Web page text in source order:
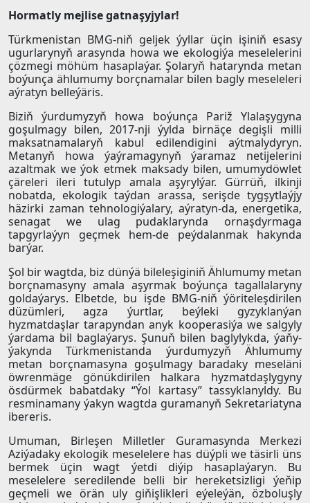
Hormatly mejlise gatnaşyjylar!
Türkmenistan BMG-niň geljek ýyllar üçin işiniň esasy
ugurlarynyň arasynda howa we ekologiýa meselelerini
çözmegi möhüm hasaplaýar. Şolaryň hatarynda metan
boýunça ählumumy borçnamalar bilen bagly meseleleri
aýratyn belleýäris.
Biziň ýurdumyzyň howa boýunça Pariž Ylalaşygyna
goşulmagy bilen, 2017-nji ýylda birnäçe degişli milli
maksatnamalaryň kabul edilendigini aýtmalydyryn.
Metanyň howa ýaýramagynyň ýaramaz netijelerini
azaltmak we ýok etmek maksady bilen, umumydöwlet
çäreleri ileri tutulyp amala aşyrylýar. Gürrüň, ilkinji
nobatda, ekologik taýdan arassa, serişde tygşytlaýjy
häzirki zaman tehnologiýalary, aýratyn-da, energetika,
senagat we ulag pudaklarynda ornaşdyrmaga
tapgyrlaýyn geçmek hem-de peýdalanmak hakynda
barýar.
Şol bir wagtda, biz dünýä bileleşiginiň Ählumumy metan
borçnamasyny amala aşyrmak boýunça tagallalaryny
goldaýarys. Elbetde, bu işde BMG-niň ýöriteleşdirilen
düzümleri, agza ýurtlar, beýleki gyzyklanýan
hyzmatdaşlar tarapyndan anyk kooperasiýa we salgyly
ýardama bil baglaýarys. Şunuň bilen baglylykda, ýaňy-
ýakynda Türkmenistanda ýurdumyzyň Ählumumy
metan borçnamasyna goşulmagy baradaky meseläni
öwrenmäge gönükdirilen halkara hyzmatdaşlygyny
ösdürmek babatdaky “Ýol kartasy” tassyklanyldy. Bu
resminamany ýakyn wagtda guramanyň Sekretariatyna
ibereris.
Umuman, Birleşen Milletler Guramasynda Merkezi
Aziýadaky ekologik meselelere has düýpli we täsirli üns
bermek üçin wagt ýetdi diýip hasaplaýaryn. Bu
meselelere seredilende belli bir hereketsizligi ýeňip
geçmeli we örän uly giňişlikleri eýeleýän, özboluşly